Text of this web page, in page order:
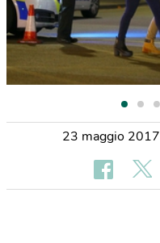
23 maggio 2017